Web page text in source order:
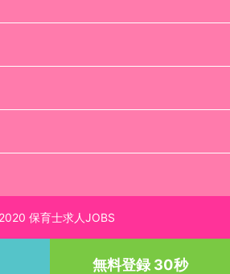
保育士求人JOBS
無料登録 30秒